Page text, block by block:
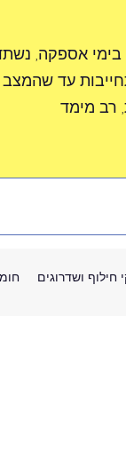
בימי אספקה,
עד
רב מימד
חילוף ושדרוגים